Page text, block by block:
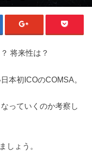
将来性は？
本初ICOのCOMSA。
っていくのか考察し
しょう。